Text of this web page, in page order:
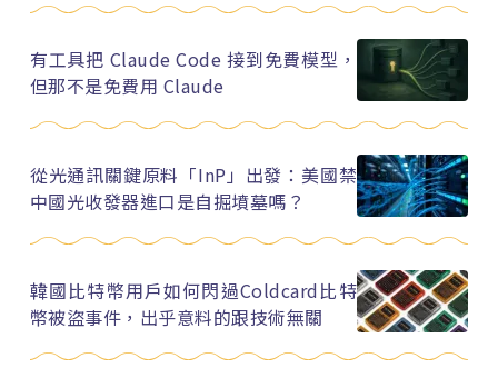
有工具把 Claude Code 接到免費模型，
但那不是免費用 Claude
從光通訊關鍵原料「InP」出發：美國禁
中國光收發器進口是自掘墳墓嗎？
韓國比特幣用戶如何閃過Coldcard比特
幣被盜事件，出乎意料的跟技術無關